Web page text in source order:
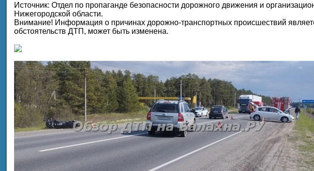
Источник: Отдел по пропаганде безопасности дорожного движения и
Нижегородской области.
Внимание! Информация о причинах дорожно-транспортных происшествий
обстоятельств ДТП, может быть изменена.